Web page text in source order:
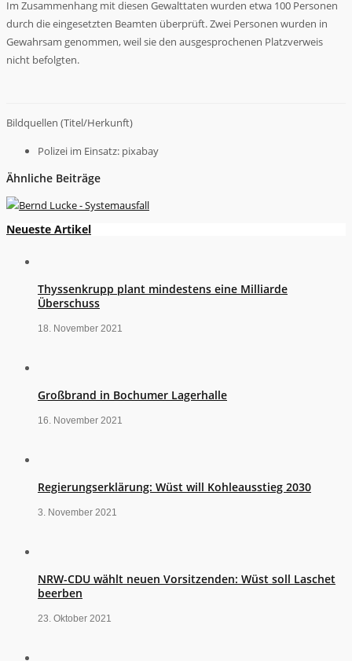
Im Zusammenhang mit diesen Gewalttaten wurden etwa 100 Personen
durch die eingesetzten Beamten überprüft. Zwei Personen wurden in
Gewahrsam genommen, weil sie den ausgesprochenen Platzverweis
nicht befolgten.
Bildquellen (Titel/Herkunft)
Polizei im Einsatz: pixabay
Ähnliche Beiträge
Neueste Artikel
Thyssenkrupp plant mindestens eine Milliarde
Überschuss
18. November 2021
Großbrand in Bochumer Lagerhalle
16. November 2021
Regierungserklärung: Wüst will Kohleausstieg 2030
3. November 2021
NRW-CDU wählt neuen Vorsitzenden: Wüst soll Laschet
beerben
23. Oktober 2021